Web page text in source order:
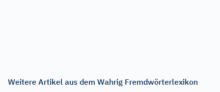
Weitere Artikel aus dem Wahrig Fremdwörterlexikon